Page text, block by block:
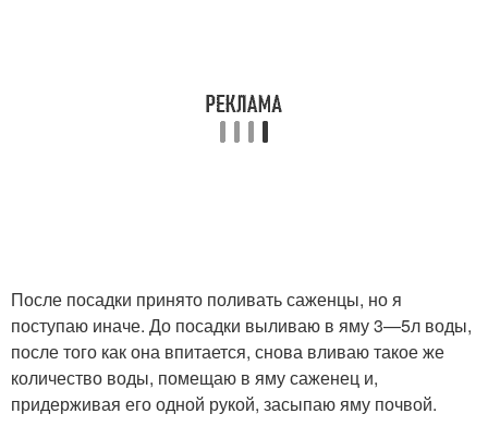
После посадки принято поливать саженцы, но я
поступаю иначе. До посадки выливаю в яму 3—5л воды,
после того как она впитается, снова вливаю такое же
количество воды, помещаю в яму саженец и,
придерживая его одной рукой, засыпаю яму почвой.